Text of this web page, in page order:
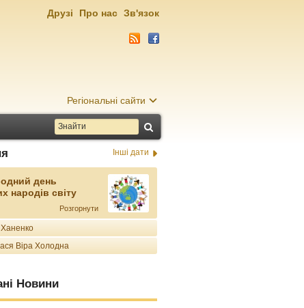
Регіональні сайти
Друзі Про нас Зв'язок
Інші дати
день
народів світу
Розгорнути
Віра Холодна
Новини